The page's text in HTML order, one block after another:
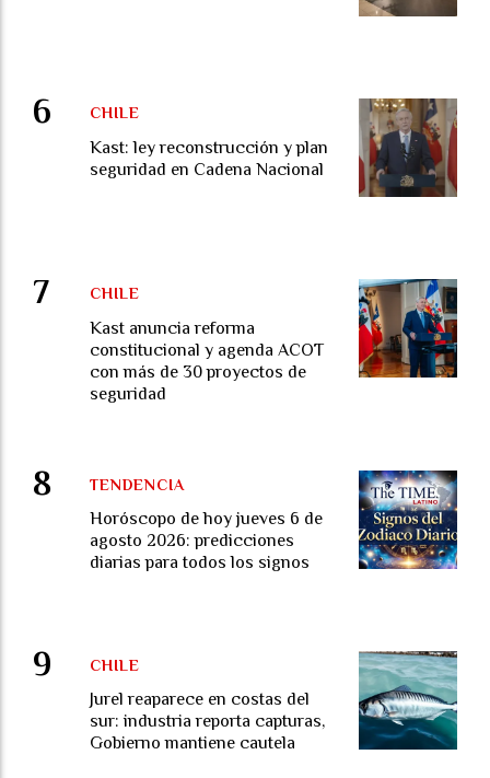
Kast: ley reconstrucción y plan
seguridad en Cadena Nacional
CHILE
Kast anuncia reforma
constitucional y agenda ACOT
con más de 30 proyectos de
seguridad
CHILE
Horóscopo de hoy jueves 6 de
agosto 2026: predicciones
diarias para todos los signos
TENDENCIA
Jurel reaparece en costas del
sur: industria reporta capturas,
Gobierno mantiene cautela
CHILE